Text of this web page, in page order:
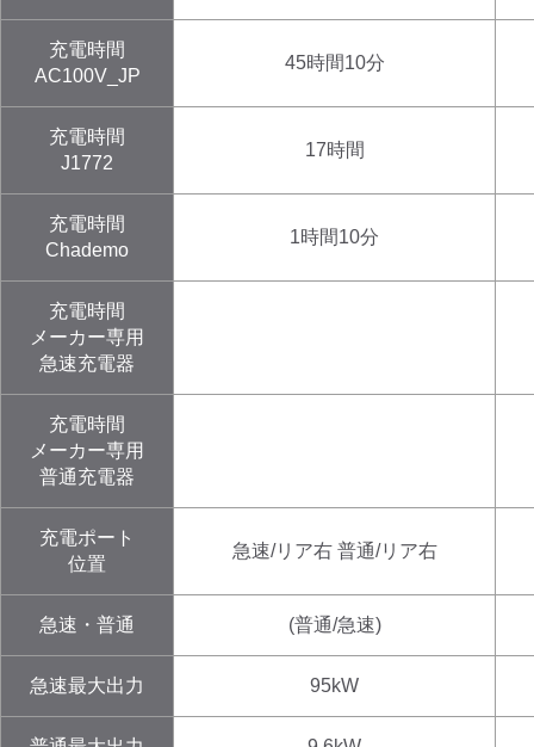
充電時間
AC100V_JP
45時間10分
充電時間
J1772
17時間
充電時間
Chademo
1時間10分
充電時間
メーカー専用
急速充電器
充電時間
メーカー専用
普通充電器
充電ポート
位置
急速/リア右 普通/リア右
急速・普通 (普通/急速)
急速最大出力 95kW